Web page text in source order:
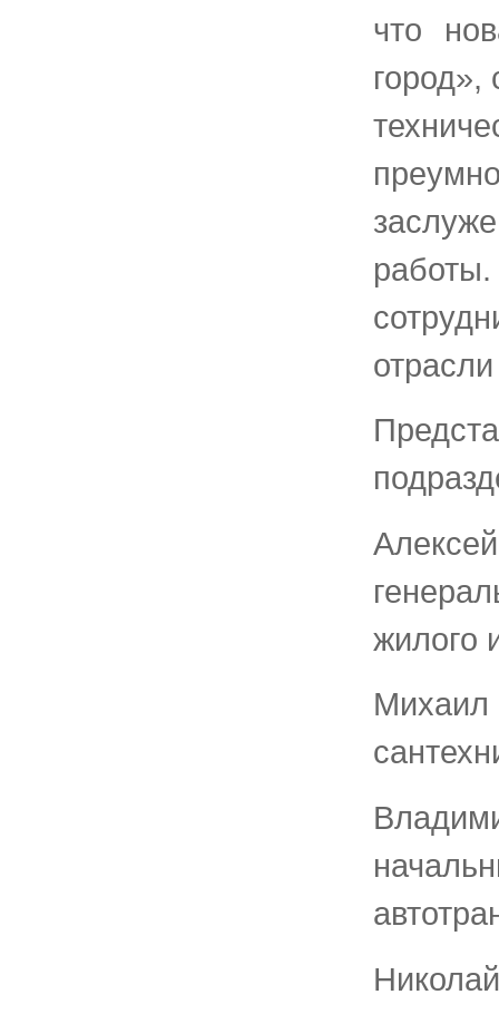
что
город»,
жилого
Михаил